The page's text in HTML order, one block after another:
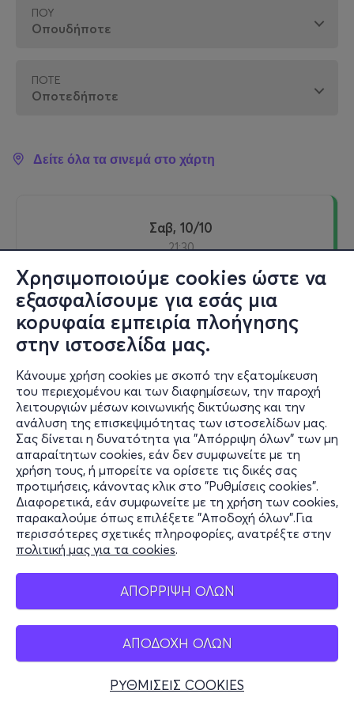
Χρησιμοποιούμε cookies ώστε να
εξασφαλίσουμε για εσάς μια
κορυφαία εμπειρία πλοήγησης
στην ιστοσελίδα μας.
Κάνουμε χρήση cookies με σκοπό την εξατομίκευση
του περιεχομένου και των διαφημίσεων, την παροχή
λειτουργιών μέσων κοινωνικής δικτύωσης και την
ανάλυση της επισκεψιμότητας των ιστοσελίδων μας.
Σας δίνεται η δυνατότητα για "Απόρριψη όλων" των μη
απαραίτητων cookies, εάν δεν συμφωνείτε με τη
χρήση τους, ή μπορείτε να ορίσετε τις δικές σας
προτιμήσεις, κάνοντας κλικ στο "Ρυθμίσεις cookies".
Διαφορετικά, εάν συμφωνείτε με τη χρήση των cookies,
παρακαλούμε όπως επιλέξετε "Αποδοχή όλων".Για
περισσότερες σχετικές πληροφορίες, ανατρέξτε στην
πολιτική μας για τα cookies.
ΑΠΟΡΡΙΨΗ ΟΛΩΝ
ΑΠΟΔΟΧΗ ΟΛΩΝ
ΡΥΘΜΙΣΕΙΣ COOKIES
ΠΟΎ
ΠΌΤΕ
Δείτε όλα τα σινεμά στο χάρτη
Σαβ, 10/10
21:30
Θερινός Κινηματογράφος Απόλλων -
Θεσσαλονίκη
Σαρανταπόρου 4
από 5€
Εισιτήρια